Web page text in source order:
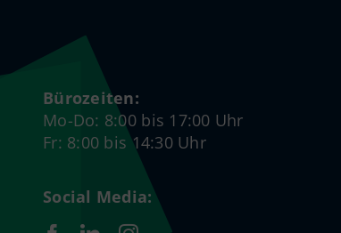
Bürozeiten:
Mo-Do: 8:00 bis 17:00 Uhr
Fr: 8:00 bis 14:30 Uhr
Social Media: